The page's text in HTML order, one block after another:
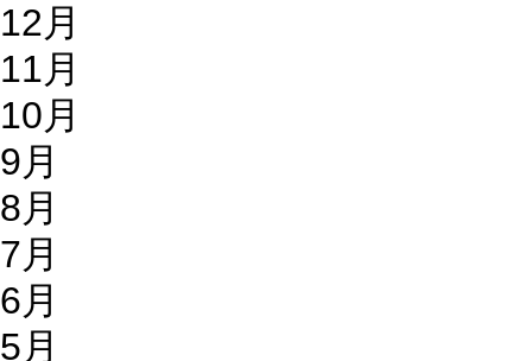
12月
11月
10月
9月
8月
7月
6月
5月